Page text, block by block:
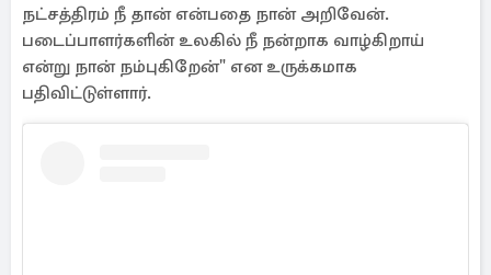
நட்சத்திரம் நீ தான் என்பதை நான் அறிவேன்.
படைப்பாளர்களின் உலகில் நீ நன்றாக வாழ்கிறாய்
என்று நான் நம்புகிறேன்" என உருக்கமாக
பதிவிட்டுள்ளார்.